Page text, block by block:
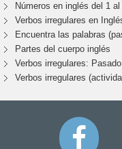
Números en inglés del 1 al
Verbos irregulares en
Encuentra las palabras
Partes del cuerpo inglés
Verbos irregulares:
Verbos irregulares